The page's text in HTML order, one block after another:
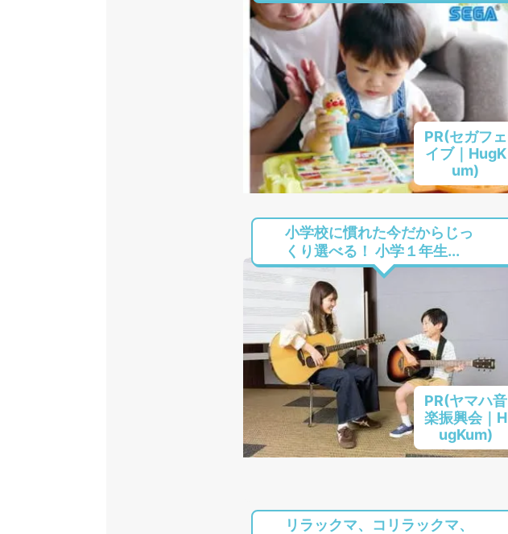
PR(セガフェ
イブ｜HugK
um)
小学校に慣れた今だからじっ
くり選べる！ 小学１年生...
PR(ヤマハ音
楽振興会｜H
ugKum)
リラックマ、コリラックマ、